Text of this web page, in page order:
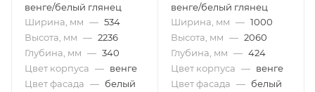
венге/белый глянец
Ширина, мм — 534
Высота, мм — 2236
Глубина, мм — 340
Цвет корпуса — венге
Цвет фасада — белый
венге/белый глянец
Ширина, мм — 1000
Высота, мм — 2060
Глубина, мм — 424
Цвет корпуса — венге
Цвет фасада — белый